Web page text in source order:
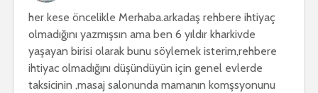
her kese öncelikle Merhaba.arkadaş rehbere ihtiyaç
olmadığını yazmışsın ama ben 6 yıldır kharkivde
yaşayan birisi olarak bunu söylemek isterim,rehbere
ihtiyac olmadığını düşündüyün için genel evlerde
taksicinin ,masaj salonunda mamanın komşsyonunu